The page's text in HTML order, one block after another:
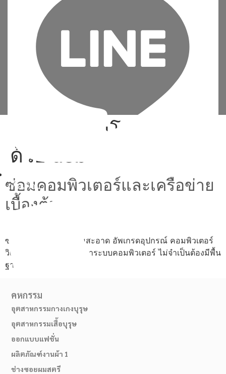
เพิ่มเพื่อน
ลง วินโดว์ ghost
ด้วย usb
ซ่อมคอมพิวเตอร์และเครือข่าย
เบื้องต้น
ซ่อม ประกอบ ทำความสะอาด อัพเกรดอุปกรณ์ คอมพิวเตอร์
วิเคราะห์และแก้ไขปัญหาระบบคอมพิวเตอร์ ไม่จำเป็นต้องมีพื้น
ฐาน
คหกรรม
อุตสาหกรรมกางเกงบุรุษ
อุตสาหกรรมเสื้อบุรุษ
ออกแบบแฟชั่น
ผลิตภัณฑ์งานผ้า 1
ช่างซอยผมสตรี